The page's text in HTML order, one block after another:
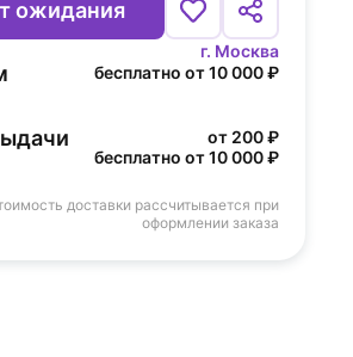
ожидания
г. Москва
бесплатно от 10 000 ₽
от 200 ₽
бесплатно от 10 000 ₽
доставки рассчитывается при
оформлении заказа